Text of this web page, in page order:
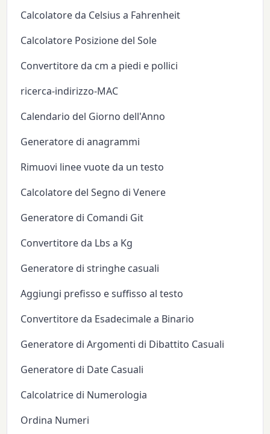
Calcolatore da Celsius a Fahrenheit
Calcolatore Posizione del Sole
Convertitore da cm a piedi e pollici
ricerca-indirizzo-MAC
Calendario del Giorno dell'Anno
Generatore di anagrammi
Rimuovi linee vuote da un testo
Calcolatore del Segno di Venere
Generatore di Comandi Git
Convertitore da Lbs a Kg
Generatore di stringhe casuali
Aggiungi prefisso e suffisso al testo
Convertitore da Esadecimale a Binario
Generatore di Argomenti di Dibattito Casuali
Generatore di Date Casuali
Calcolatrice di Numerologia
Ordina Numeri